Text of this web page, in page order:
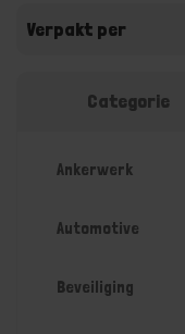
Verpakt per
Categorie
Ankerwerk
Automotive
Beveiliging